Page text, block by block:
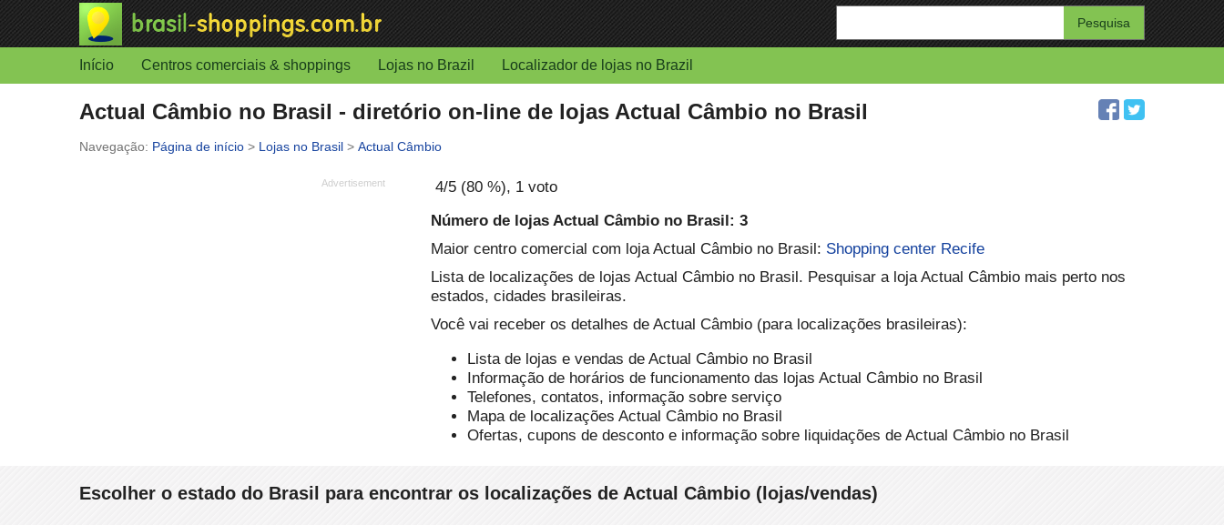
Enter
your
search
Início Centros comerciais & shoppings Lojas no Brazil Localizador de lojas no Brazil
Actual Câmbio no Brasil - diretório on-line de lojas Actual Câmbio no Brasil
Página de início > Lojas no Brasil > Actual Câmbio
4/5 (80 %), 1 voto
Número de lojas Actual Câmbio no Brasil: 3
Maior centro comercial com loja Actual Câmbio no Brasil: Shopping center Recife
Lista de localizações de lojas Actual Câmbio no Brasil. Pesquisar a loja Actual Câmbio mais perto nos
estados, cidades brasileiras.
Você vai receber os detalhes de Actual Câmbio (para localizações brasileiras):
Lista de lojas e vendas de Actual Câmbio no Brasil
Informação de horários de funcionamento das lojas Actual Câmbio no Brasil
Telefones, contatos, informação sobre serviço
Mapa de localizações Actual Câmbio no Brasil
Ofertas, cupons de desconto e informação sobre liquidações de Actual Câmbio no Brasil
Escolher o estado do Brasil para encontrar os localizações de Actual Câmbio (lojas/vendas)